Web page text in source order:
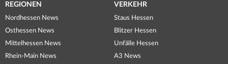
REGIONEN
Nordhessen News
Osthessen News
Mittelhessen News
Rhein-Main News
VERKEHR
Staus Hessen
Blitzer Hessen
Unfälle Hessen
A3 News